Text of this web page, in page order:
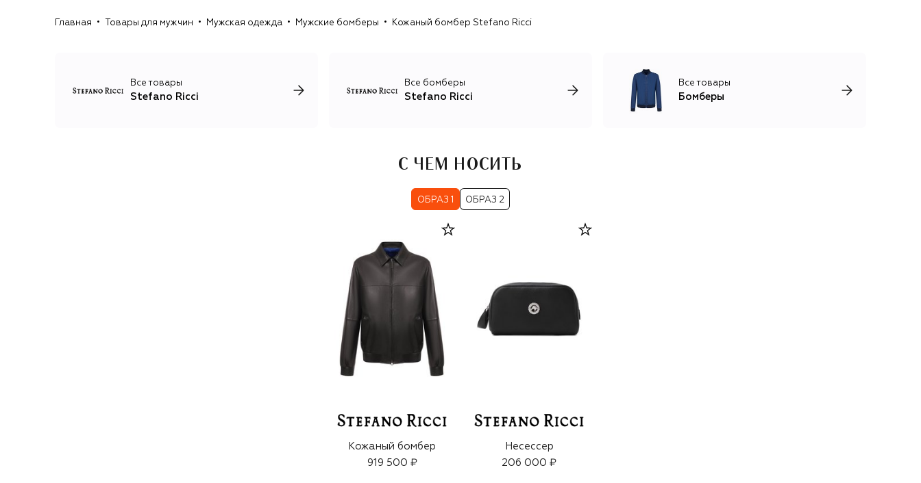
неформальные футболки и лонгсливы, изображение
Главная Товары для мужчин Мужская одежда Мужские бомберы Кожаный бомбер Stefano Ricci
Все товары
Stefano Ricci
Все бомберы
Stefano Ricci
Все товары
Бомберы
С ЧЕМ НОСИТЬ
ОБРАЗ 1 ОБРАЗ 2
Кожаный бомбер
919 500 ₽
Несессер
206 000 ₽